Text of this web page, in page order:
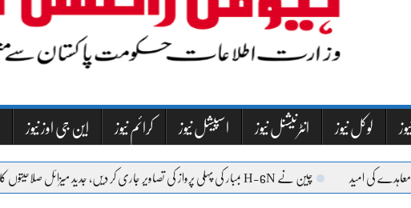
لوکل نیوز انٹرنیشنل نیوز اسپیشل نیوز کرائم نیوز این جی اوز نیوز
چین نے H-6N بمبار کی پہلی پرواز کی تصاویر جاری کر دیں، جدید میزائل صلاحیتوں کا مظاہرہ